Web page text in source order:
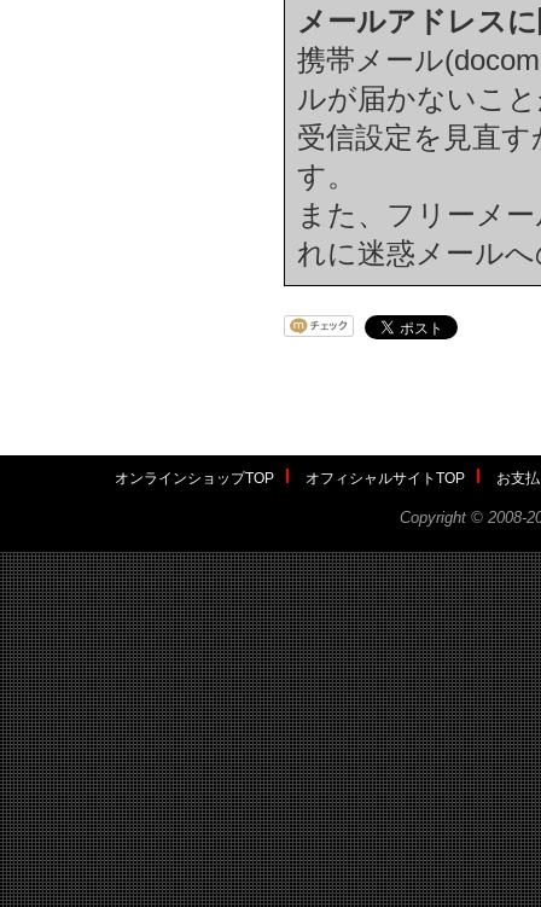
メールアドレス
携帯メール
ルが届かないこ
受信設定を見直
す。
また、フリーメ
れに迷惑メール
オンラインショップTOP オフィシャルサイトTOP お支
Copyright © 2008-